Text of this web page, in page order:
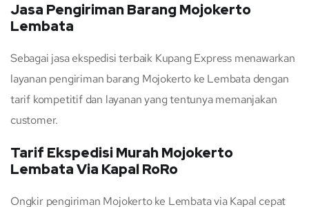
Jasa Pengiriman Barang Mojokerto
Lembata
Sebagai jasa ekspedisi terbaik Kupang Express menawarkan
layanan pengiriman barang Mojokerto ke Lembata dengan
tarif kompetitif dan layanan yang tentunya memanjakan
customer.
Tarif Ekspedisi Murah Mojokerto
Lembata Via Kapal RoRo
Ongkir pengiriman Mojokerto ke Lembata via Kapal cepat